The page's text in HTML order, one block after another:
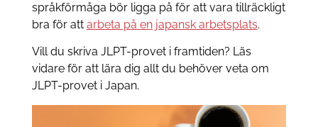
språkförmåga bör ligga på för att vara tillräckligt
bra för att arbeta på en japansk arbetsplats.
Vill du skriva JLPT-provet i framtiden? Läs
vidare för att lära dig allt du behöver veta om
JLPT-provet i Japan.